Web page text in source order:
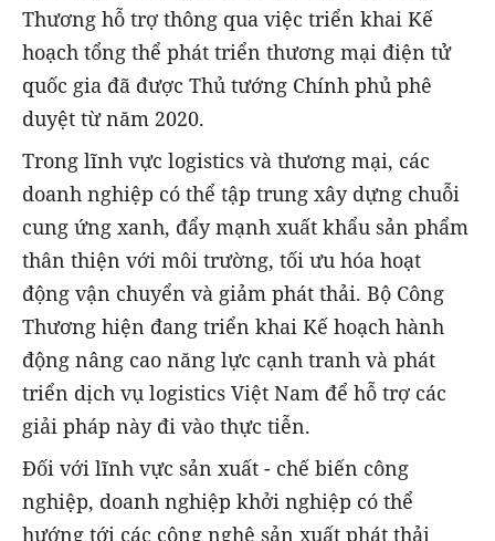
Thương hỗ trợ thông qua việc triển khai Kế
hoạch tổng thể phát triển thương mại điện tử
quốc gia đã được Thủ tướng Chính phủ phê
duyệt từ năm 2020.
Trong lĩnh vực logistics và thương mại, các
doanh nghiệp có thể tập trung xây dựng chuỗi
cung ứng xanh, đẩy mạnh xuất khẩu sản phẩm
thân thiện với môi trường, tối ưu hóa hoạt
động vận chuyển và giảm phát thải. Bộ Công
Thương hiện đang triển khai Kế hoạch hành
động nâng cao năng lực cạnh tranh và phát
triển dịch vụ logistics Việt Nam để hỗ trợ các
giải pháp này đi vào thực tiễn.
Đối với lĩnh vực sản xuất - chế biến công
nghiệp, doanh nghiệp khởi nghiệp có thể
hướng tới các công nghệ sản xuất phát thải